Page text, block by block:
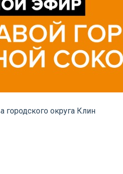
городского округа Клин